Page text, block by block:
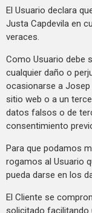
El Usuario declara
Justa Capdevila en
veraces.
Como Usuario debe
cualquier daño o
ocasionarse a
sitio web o a un
datos falsos o de
consentimiento
Para que podamos
rogamos al Usuario
pueda darse en los
El Cliente se
solicitado facilitando